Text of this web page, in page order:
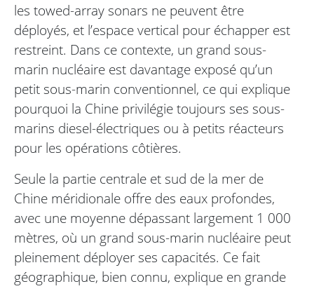
les towed-array sonars ne peuvent être
déployés, et l’espace vertical pour échapper est
restreint. Dans ce contexte, un grand sous-
marin nucléaire est davantage exposé qu’un
petit sous-marin conventionnel, ce qui explique
pourquoi la Chine privilégie toujours ses sous-
marins diesel-électriques ou à petits réacteurs
pour les opérations côtières.
Seule la partie centrale et sud de la mer de
Chine méridionale offre des eaux profondes,
avec une moyenne dépassant largement 1 000
mètres, où un grand sous-marin nucléaire peut
pleinement déployer ses capacités. Ce fait
géographique, bien connu, explique en grande